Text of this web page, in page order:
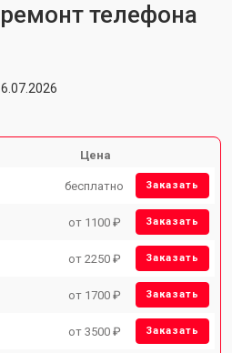
телефона
Цена
бесплатно Заказать
от 1100 ₽ Заказать
от 2250 ₽ Заказать
от 1700 ₽ Заказать
от 3500 ₽ Заказать